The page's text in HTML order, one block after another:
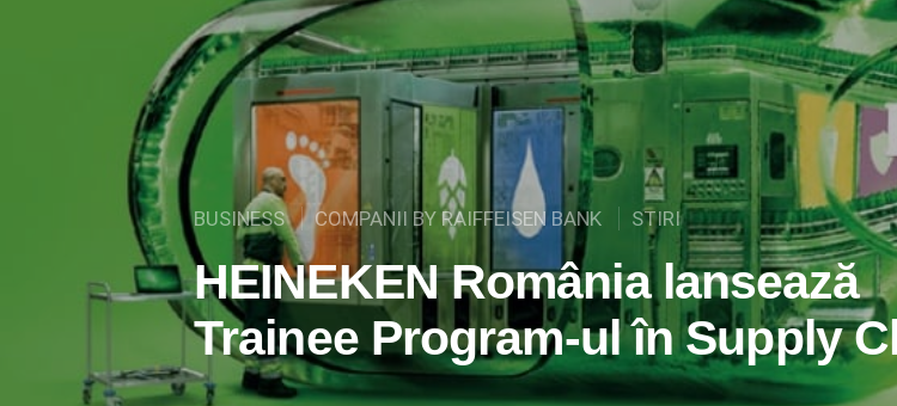
BUSINESS COMPANII BY RAIFFEISEN BANK STIRI
HEINEKEN România lansează
Trainee Program-ul în Supply